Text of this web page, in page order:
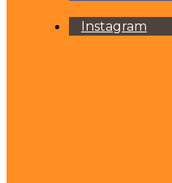
Instagram